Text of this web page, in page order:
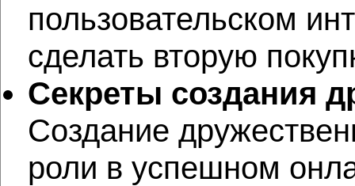
пользовательском
сделать вторую
Секреты создания
Создание
роли в успешном